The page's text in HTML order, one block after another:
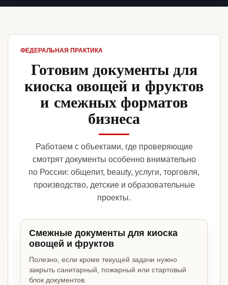
ФЕДЕРАЛЬНАЯ ПРАКТИКА
Готовим документы для
киоска овощей и фруктов
и смежных форматов
бизнеса
Работаем с объектами, где проверяющие
смотрят документы особенно внимательно
по России: общепит, beauty, услуги, торговля,
производство, детские и образовательные
проекты.
Смежные документы для киоска
овощей и фруктов
Полезно, если кроме текущей задачи нужно
закрыть санитарный, пожарный или стартовый
блок документов.